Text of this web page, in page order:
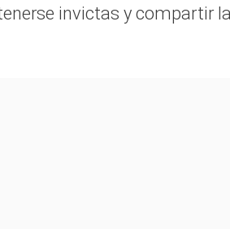
invictas y compartir la